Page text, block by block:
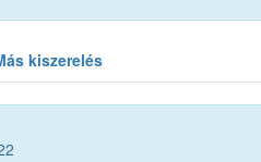
kiszerelés